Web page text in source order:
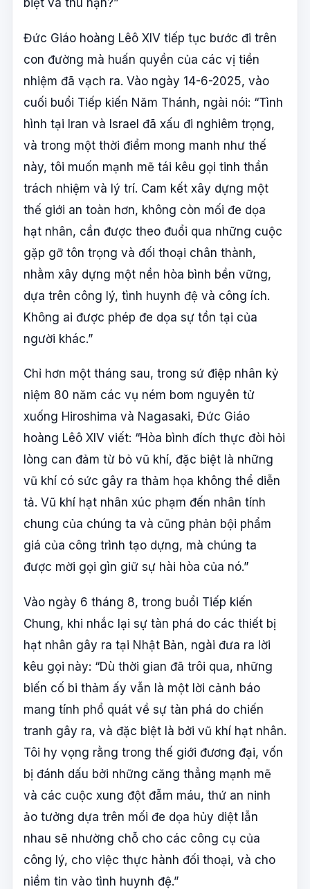
biệt và thù hận?”
Đức Giáo hoàng Lêô XIV tiếp tục bước đi trên
con đường mà huấn quyền của các vị tiền
nhiệm đã vạch ra. Vào ngày 14-6-2025, vào
cuối buổi Tiếp kiến Năm Thánh, ngài nói: “Tình
hình tại Iran và Israel đã xấu đi nghiêm trọng,
và trong một thời điểm mong manh như thế
này, tôi muốn mạnh mẽ tái kêu gọi tinh thần
trách nhiệm và lý trí. Cam kết xây dựng một
thế giới an toàn hơn, không còn mối đe dọa
hạt nhân, cần được theo đuổi qua những cuộc
gặp gỡ tôn trọng và đối thoại chân thành,
nhằm xây dựng một nền hòa bình bền vững,
dựa trên công lý, tình huynh đệ và công ích.
Không ai được phép đe dọa sự tồn tại của
người khác.”
Chỉ hơn một tháng sau, trong sứ điệp nhân kỷ
niệm 80 năm các vụ ném bom nguyên tử
xuống Hiroshima và Nagasaki, Đức Giáo
hoàng Lêô XIV viết: “Hòa bình đích thực đòi hỏi
lòng can đảm từ bỏ vũ khí, đặc biệt là những
vũ khí có sức gây ra thảm họa không thể diễn
tả. Vũ khí hạt nhân xúc phạm đến nhân tính
chung của chúng ta và cũng phản bội phẩm
giá của công trình tạo dựng, mà chúng ta
được mời gọi gìn giữ sự hài hòa của nó.”
Vào ngày 6 tháng 8, trong buổi Tiếp kiến
Chung, khi nhắc lại sự tàn phá do các thiết bị
hạt nhân gây ra tại Nhật Bản, ngài đưa ra lời
kêu gọi này: “Dù thời gian đã trôi qua, những
biến cố bi thảm ấy vẫn là một lời cảnh báo
mang tính phổ quát về sự tàn phá do chiến
tranh gây ra, và đặc biệt là bởi vũ khí hạt nhân.
Tôi hy vọng rằng trong thế giới đương đại, vốn
bị đánh dấu bởi những căng thẳng mạnh mẽ
và các cuộc xung đột đẫm máu, thứ an ninh
ảo tưởng dựa trên mối đe dọa hủy diệt lẫn
nhau sẽ nhường chỗ cho các công cụ của
công lý, cho việc thực hành đối thoại, và cho
niềm tin vào tình huynh đệ.”